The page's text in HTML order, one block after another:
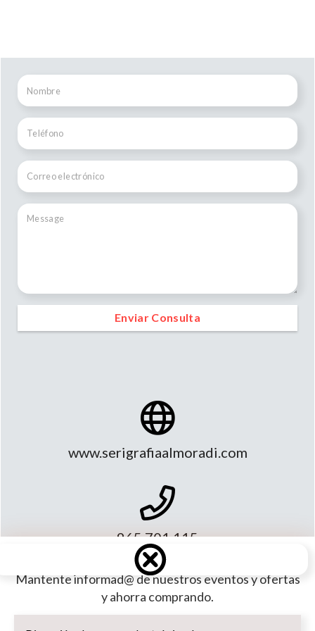
Enviar Consulta
www.serigrafiaalmoradi.com
965 701 115
Mantente informad@ de nuestros eventos y ofertas
y ahorra comprando.